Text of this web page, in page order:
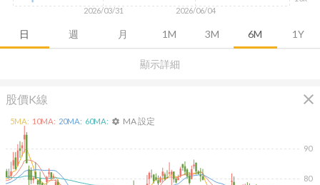
顯示詳細
日 週 月 1M 3M 6M 1Y
2026/03/31 2026/06/04
股價K線 close
80
90
5MA: 10MA: 20MA: 60MA: settings MA 設定